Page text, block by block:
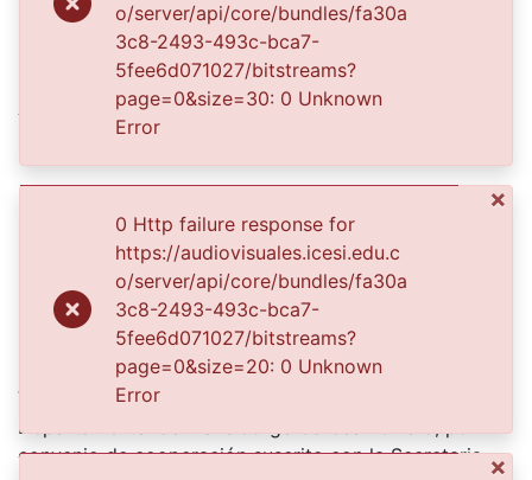
Date
1916-09-21
Authors
Publisher
Biblioteca Departamental Jorge Garces Borrero
Description
Esposos Fernández Reina. Cali,1916.
El Archivo del Patrimonio Fotográfico y Fílmico del
Valle del Cauca es responsabilidad de la Biblioteca
Departamental del Valle Jorge Garcés Borrero, por
convenio de cooperación suscrito con la Secretaria
o/server/api/core/bundles/fa30a
3c8-2493-493c-bca7-
5fee6d071027/bitstreams?
page=0&size=30: 0 Unknown
Error
×
0 Http failure response for
https://audiovisuales.icesi.edu.c
o/server/api/core/bundles/fa30a
3c8-2493-493c-bca7-
5fee6d071027/bitstreams?
page=0&size=20: 0 Unknown
Error
×